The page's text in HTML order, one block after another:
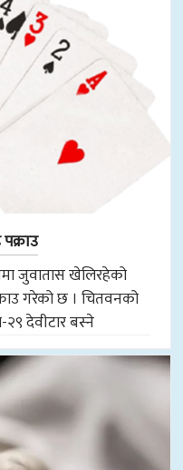
जुवातास खेलिरहेको
गरेको छ । चितवनको
देवीटार बस्ने